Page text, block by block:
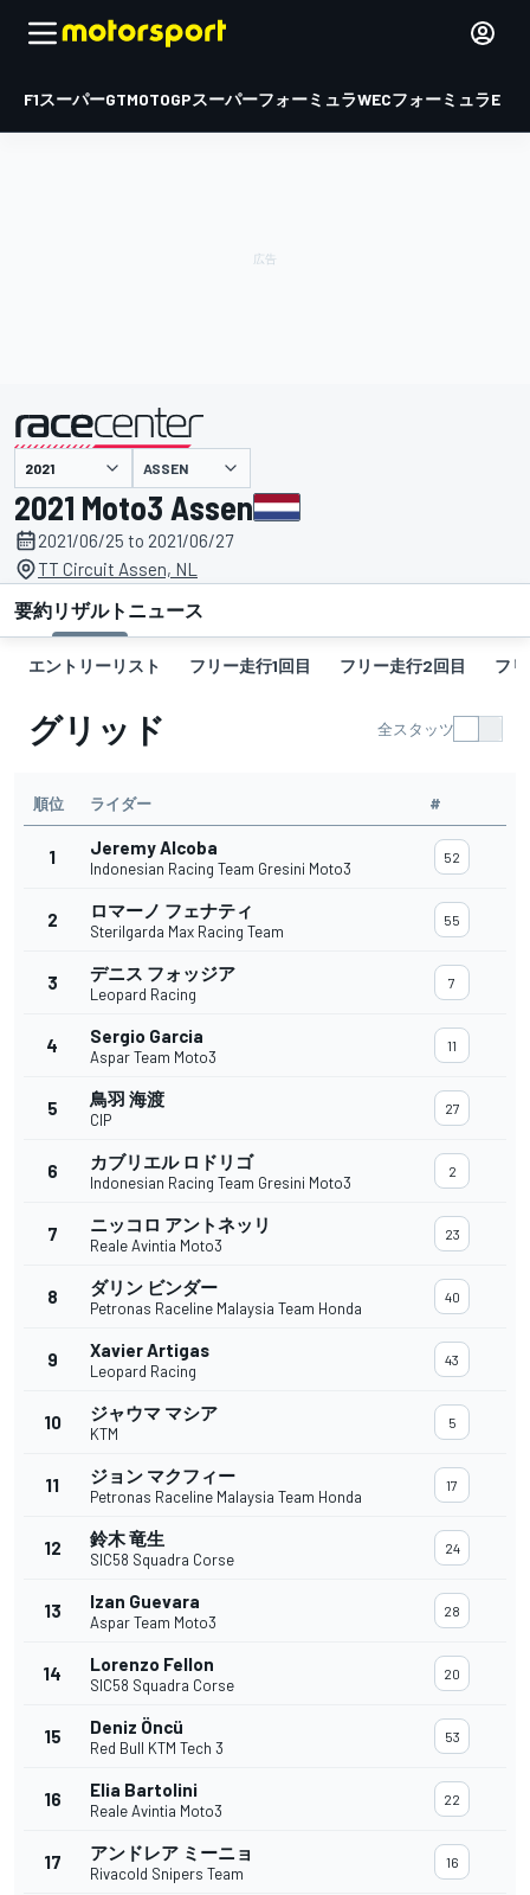
F1スーパーGTMOTOGPスーパーフォーミュラWECフォーミュラE
主催 ASSEN
2021 Moto3 Assen
2021/06/25 to 2021/06/27
TT Circuit Assen, NL
要約リザルト ニュース
エントリーリスト フリー走行1回目 フリー走行2回目 フ
グリッド 全スタッツ
順位 ライダー #
1 Jeremy Alcoba
Indonesian Racing Team Gresini Moto3
52
2 ロマーノ フェナティ
Sterilgarda Max Racing Team
55
3 デニス フォッジア
Leopard Racing
7
4 Sergio Garcia
Aspar Team Moto3
11
5 鳥羽 海渡
CIP
27
6 カブリエル ロドリゴ
Indonesian Racing Team Gresini Moto3
2
7 ニッコロ アントネッリ
Reale Avintia Moto3
23
8 ダリン ビンダー
Petronas Raceline Malaysia Team Honda
40
9 Xavier Artigas
Leopard Racing
43
10 ジャウマ マシア
KTM
5
11 ジョン マクフィー
Petronas Raceline Malaysia Team Honda
17
12 鈴木 竜生
SIC58 Squadra Corse
24
13 Izan Guevara
Aspar Team Moto3
28
14 Lorenzo Fellon
SIC58 Squadra Corse
20
15 Deniz Öncü
Red Bull KTM Tech 3
53
16 Elia Bartolini
Reale Avintia Moto3
22
17 アンドレア ミーニョ
Rivacold Snipers Team
16